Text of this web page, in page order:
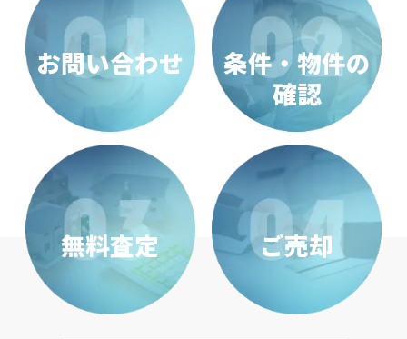
お問い合わせ
条件・物件の
確認
無料査定 ご売却